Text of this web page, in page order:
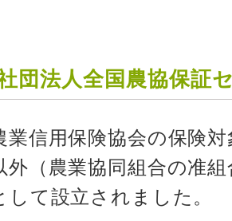
団法人全国農協保証
業信用保険協会の保険
外（農業協同組合の准
して設立されました。